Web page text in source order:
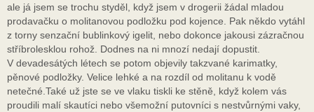
ale já jsem se trochu styděl, když jsem v drogerii žádal mladou
prodavačku o molitanovou podložku pod kojence. Pak někdo vytáhl
z torny senzační bublinkový igelit, nebo dokonce jakousi zázračnou
stříbrolesklou rohož. Dodnes na ni mnozí nedají dopustit.
V devadesátých létech se potom objevily takzvané karimatky,
pěnové podložky. Velice lehké a na rozdíl od molitanu k vodě
netečné.Také už jste se ve vlaku tiskli ke stěně, když kolem vás
proudili malí skautíci nebo všemožní putovníci s nestvůrnými vaky,